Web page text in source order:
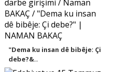
"Dema ku insan dê bibêje: Çi
debe?&..